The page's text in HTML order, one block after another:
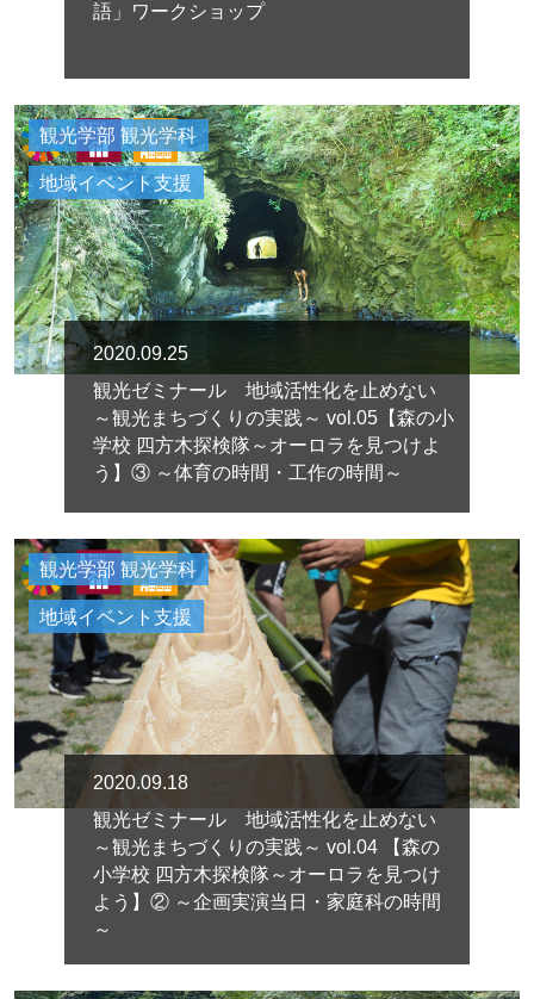
語」ワークショップ
観光学部 観光学科
地域イベント支援
2020.09.25
観光ゼミナール 地域活性化を止めない
～観光まちづくりの実践～ vol.05【森の小
学校 四方木探検隊～オーロラを見つけよ
う】③ ～体育の時間・工作の時間～
観光学部 観光学科
地域イベント支援
2020.09.18
観光ゼミナール 地域活性化を止めない
～観光まちづくりの実践～ vol.04 【森の
小学校 四方木探検隊～オーロラを見つけ
よう】② ～企画実演当日・家庭科の時間
～